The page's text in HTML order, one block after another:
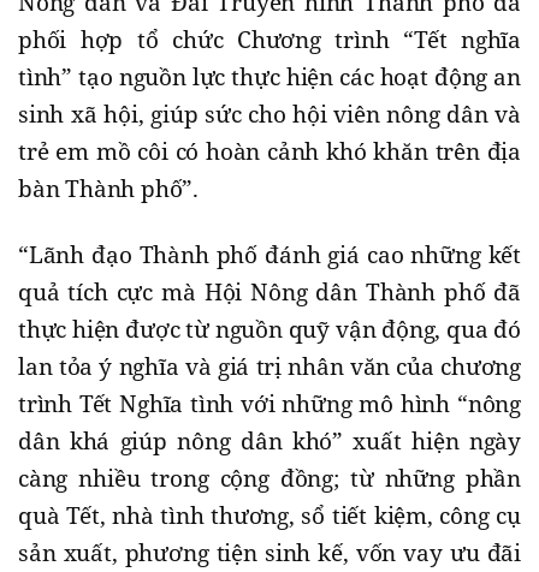
phối hợp tổ chức Chương trình “Tết nghĩa
tình” tạo nguồn lực thực hiện các hoạt động an
sinh xã hội, giúp sức cho hội viên nông dân và
trẻ em mồ côi có hoàn cảnh khó khăn trên địa
bàn Thành phố”.
“Lãnh đạo Thành phố đánh giá cao những kết
quả tích cực mà Hội Nông dân Thành phố đã
thực hiện được từ nguồn quỹ vận động, qua đó
lan tỏa ý nghĩa và giá trị nhân văn của chương
trình Tết Nghĩa tình với những mô hình “nông
dân khá giúp nông dân khó” xuất hiện ngày
càng nhiều trong cộng đồng; từ những phần
quà Tết, nhà tình thương, sổ tiết kiệm, công cụ
sản xuất, phương tiện sinh kế, vốn vay ưu đãi